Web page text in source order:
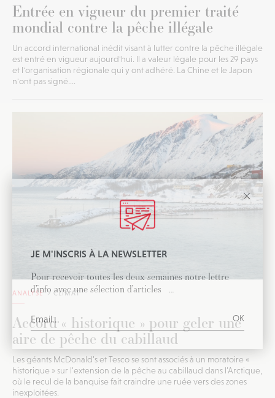
Entrée en vigueur du premier traité
mondial contre la pêche illégale
Un accord international inédit visant à lutter contre la pêche illégale
est entré en vigueur aujourd'hui. Il a valeur légale pour les 29 pays
et l'organisation régionale qui y ont adhéré. La Chine et le Japon
n'ont pas signé....
ANALYSE CLIMAT
Accord « historique » pour geler une
aire de pêche du cabillaud
Les géants McDonald’s et Tesco se sont associés à un moratoire «
historique » sur l’extension de la pêche au cabillaud dans l’Arctique,
où le recul de la banquise fait craindre une ruée vers des zones
inexploitées.
JE M'INSCRIS À LA NEWSLETTER
Pour recevoir toutes les deux semaines notre lettre
d’info avec une sélection d’articles …